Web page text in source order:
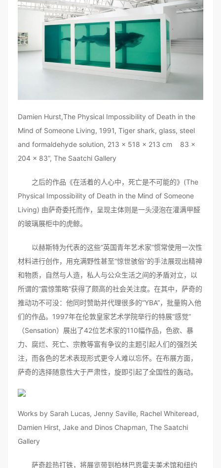
Damien Hurst,The Physical Impossibility of Death in the
Mind of Someone Living, 1991, Tiger shark, glass, steel
and formaldehyde solution, 213 x 518 x 213 cm 83 ×
204 × 83”, The Saatchi Gallery
之后的作品《在活着的人心中，死亡是不可能的》(The
Physical Impossibility of Death in the Mind of Someone
Living) 由萨奇委托而作，呈现主体则是一头浸泡在灌满甲醛
的玻璃展柜中的虎鲸。
以赫斯特为代表的这些“英国青年艺术家”惯常使用一次性
材料进行创作，用充满野性甚至“惊世骇俗”的手法展现出精神
和物质，自然与人造，私人与公众生活之间的矛盾对立，以
所谓的“震惊策略”获得了颇高的社会关注度。在其中，萨奇的
推动功不可没：他同时赞助并代理很多的“YBA”，批量购入他
们的作品。1997年在伦敦皇家艺术学院举行的特展“感觉”
（Sensation）展出了42位艺术家的110幅作品，色欲、暴
力、腐烂、死亡、宗教等富有争议的主题引起人们的强烈关
注，而各色的艺术表现形式更令人难以忘怀。在布展方面，
萨奇的选择随意性大于严肃性，旋即引起了全国性的轰动。
Works by Sarah Lucas, Jenny Saville, Rachel Whiteread,
Damien Hirst, Jake and Dinos Chapman, The Saatchi
Gallery
萨奇趁热打铁，将展览带到柏林巴恩霍夫美术馆和纽约